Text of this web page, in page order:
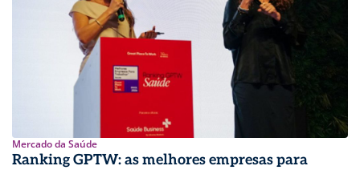
Mercado da Saúde
Ranking GPTW: as melhores empresas para